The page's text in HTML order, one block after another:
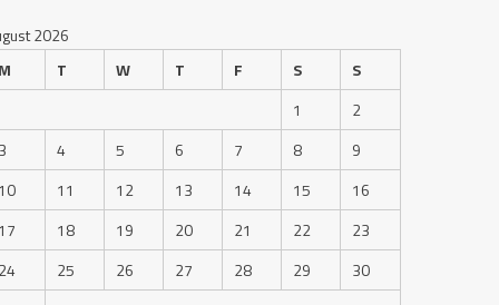
2026
T W T F S
S
1
2
4 5 6 7 8
9
11 12 13 14 15
16
18 19 20 21 22
23
25 26 27 28 29
30